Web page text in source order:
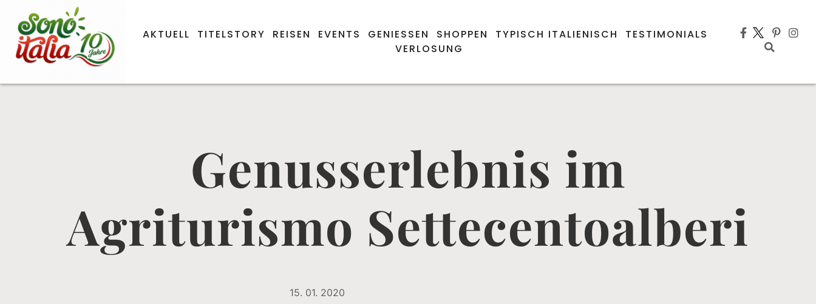
AKTUELL TITELSTORY REISEN EVENTS GENIESSEN SHOPPEN TYPISCH ITALIENISCH
TESTIMONIALS
VERLOSUNG
Genusserlebnis im
Agriturismo Settecentoalberi
15. 01. 2020